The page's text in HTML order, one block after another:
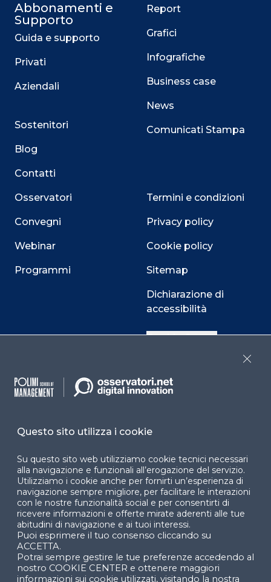
Abbonamenti e
Supporto
Guida e supporto
Privati
Aziendali
Sostenitori
Blog
Contatti
Osservatori
Convegni
Webinar
Programmi
Report
Grafici
Infografiche
Business case
News
Comunicati Stampa
Termini e condizioni
Privacy policy
Cookie policy
Sitemap
Dichiarazione di
accessibilità
Cookie Center
Facebook LinkedIn
© 2024 Copyright © Politecnico di Milano Dipartimento
di Ingegneria Gestionale
Questo sito utilizza i cookie
Su questo sito web utilizziamo cookie tecnici necessari
alla navigazione e funzionali all’erogazione del servizio.
Utilizziamo i cookie anche per fornirti un’esperienza di
navigazione sempre migliore, per facilitare le interazioni
con le nostre funzionalità social e per consentirti di
ricevere informazioni e offerte mirate aderenti alle tue
abitudini di navigazione e ai tuoi interessi.
Puoi esprimere il tuo consenso cliccando su
ACCETTA.
Potrai sempre gestire le tue preferenze accedendo al
nostro COOKIE CENTER e ottenere maggiori
informazioni sui cookie utilizzati, visitando la nostra